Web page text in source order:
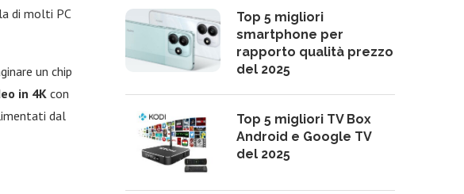
di molti PC
un chip
in 4K con
dal
Top 5 migliori
smartphone per
rapporto qualità prezzo
del 2025
Top 5 migliori TV Box
Android e Google TV
del 2025